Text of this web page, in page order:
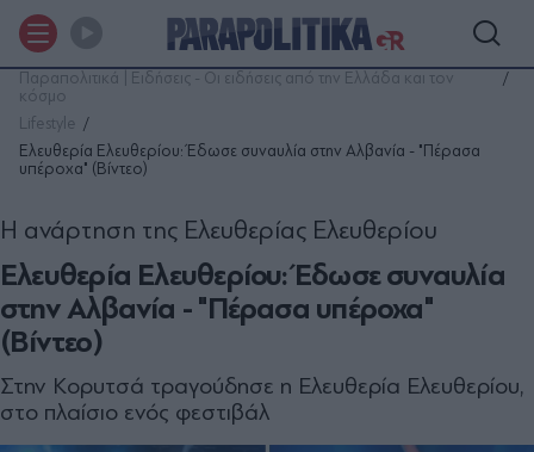
Παραπολιτικά | Ειδήσεις - Οι ειδήσεις από την Ελλάδα και τον
κόσμο
Lifestyle
Ελευθερία Ελευθερίου: Έδωσε συναυλία στην Αλβανία - "Πέρασα
υπέροχα" (Βίντεο)
Ελευθερία Ελευθερίου: Έδωσε συναυλία
στην Αλβανία - "Πέρασα υπέροχα"
(Βίντεο)
Η ανάρτηση της Ελευθερίας Ελευθερίου
Στην Κορυτσά τραγούδησε η Ελευθερία Ελευθερίου,
στο πλαίσιο ενός φεστιβάλ